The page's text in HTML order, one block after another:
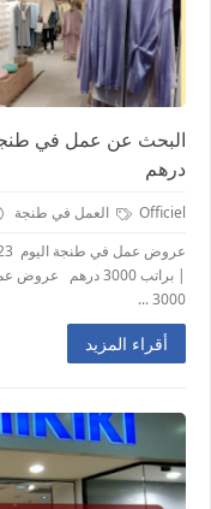
درهم
Officiel العمل في طنجة
| براتب 3000
3000 ...
أقراء المزيد